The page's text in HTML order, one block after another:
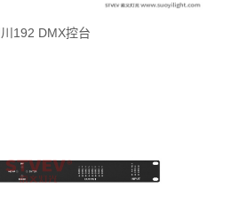
川192 DMX控台